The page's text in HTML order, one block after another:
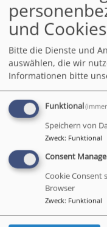
Impressionen von
Veranstaltungen in
Mit den
können Sie die
öffnen.
Wir wünschen viel
Weitere
Jahren finden Sie
(Sollte sich jemand auf den
widersprechen wollen, so
und Cookies
Bitte die Dienste und
auswählen, die wir
Informationen bitte
Funktional
Speichern von
Zweck: Funktional
Consent
Cookie Consent
Browser
Zweck: Funktional